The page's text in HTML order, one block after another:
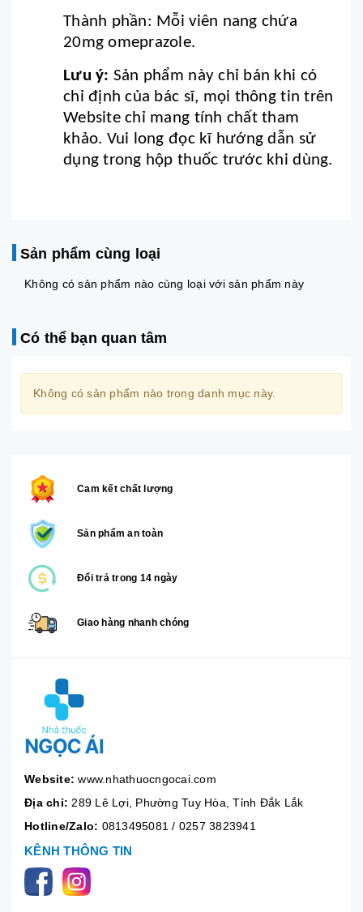
Thành phần: Mỗi viên nang chứa
20mg omeprazole.
Lưu ý: Sản phẩm này chỉ bán khi có
chỉ định của bác sĩ, mọi thông tin trên
Website chỉ mang tính chất tham
khảo. Vui long đọc kĩ hướng dẫn sử
dụng trong hộp thuốc trước khi dùng.
Sản phẩm cùng loại
Không có sản phẩm nào cùng loại với sản phẩm này
Có thể bạn quan tâm
Không có sản phẩm nào trong danh mục này.
Cam kết chất lượng
Sản phẩm an toàn
Đổi trả trong 14 ngày
Giao hàng nhanh chóng
Website: www.nhathuocngocai.com
Địa chỉ: 289 Lê Lợi, Phường Tuy Hòa, Tỉnh Đắk Lắk
Hotline/Zalo: 0813495081/ 0257 3823941
KÊNH THÔNG TIN